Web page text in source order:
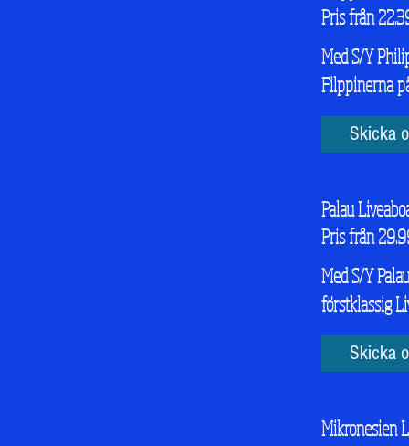
Pris från
Med S/Y
Filppinerna
Skicka
Palau
Pris från
Med S/Y
förstklassig
Skicka
Mikronesien